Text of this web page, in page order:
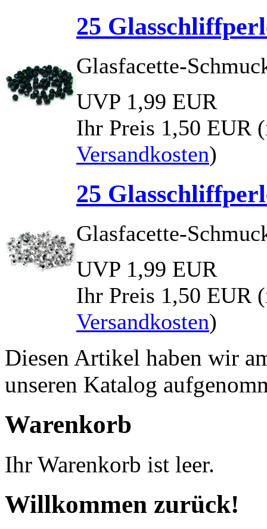
25
Glasfacette-
UVP 1,99 EUR
Ihr Preis 1,50 EUR
Versandkosten)
25
Glasfacette-
UVP 1,99 EUR
Ihr Preis 1,50 EUR
Versandkosten)
Diesen Artikel haben wir
unseren Katalog
Warenkorb
Ihr Warenkorb ist leer.
Willkommen zurück!